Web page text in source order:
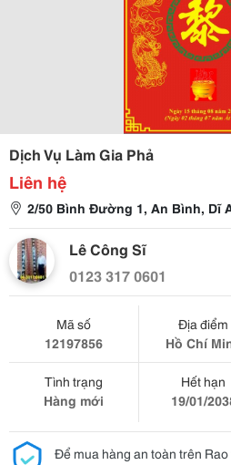
Dịch Vụ Làm Gia Phả
Liên hệ
2/50 Bình Đường 1, An Bình, Dĩ
Lê Công Sĩ
0123 317 0601
Mã số
12197856
Địa điểm
Hồ Chí
Tình trạng
Hàng mới
Hết hạn
19/01/
Để mua hàng an toàn trên